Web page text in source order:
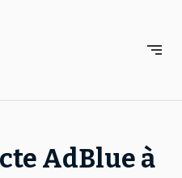
AdBlue à